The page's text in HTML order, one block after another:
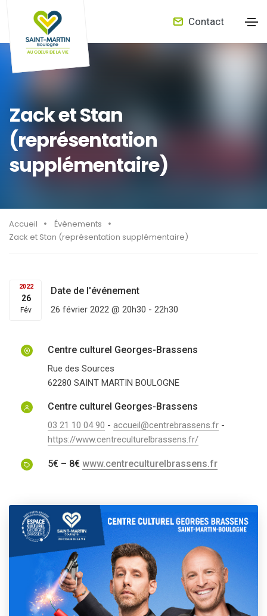
Contact
Zack et Stan
(représentation
supplémentaire)
Accueil
Évènements
Zack et Stan (représentation supplémentaire)
2022
26
Fév
Date de l'événement
26 février 2022 @ 20h30 - 22h30
Centre culturel Georges-Brassens
Rue des Sources
62280 SAINT MARTIN BOULOGNE
Centre culturel Georges-Brassens
03 21 10 04 90 - accueil@centrebrassens.fr -
https://www.centreculturelbrassens.fr/
5€ – 8€ www.centreculturelbrassens.fr